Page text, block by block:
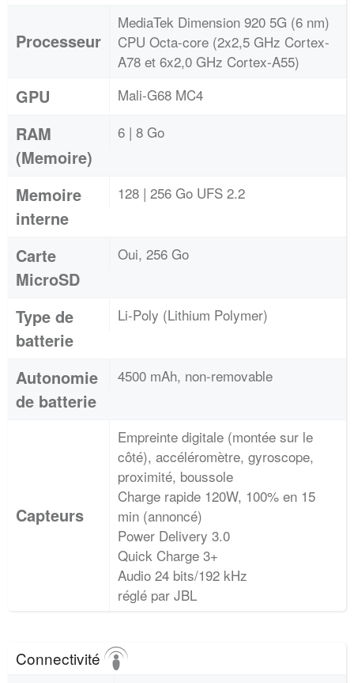
Processeur
MediaTek Dimension 920 5G (6 nm)
CPU Octa-core (2x2,5 GHz Cortex-
A78 et 6x2,0 GHz Cortex-A55)
GPU Mali-G68 MC4
RAM
(Memoire)
6 | 8 Go
Memoire
interne
128 | 256 Go UFS 2.2
Carte
MicroSD
Oui, 256 Go
Type de
batterie
Li-Poly (Lithium Polymer)
Autonomie
de batterie
4500 mAh, non-removable
Capteurs
Empreinte digitale (montée sur le
côté), accéléromètre, gyroscope,
proximité, boussole
Charge rapide 120W, 100% en 15
min (annoncé)
Power Delivery 3.0
Quick Charge 3+
Audio 24 bits/192 kHz
réglé par JBL
Connectivité